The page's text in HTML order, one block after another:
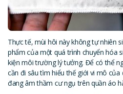
Thực tế, mùi hôi này không tự nhiên
phẩm của một quá trình chuyển hóa
kiện môi trường lý tưởng. Để có thể
cần đi sâu tìm hiểu thế giới vi mô của
đang âm thầm cư ngụ trên quần áo